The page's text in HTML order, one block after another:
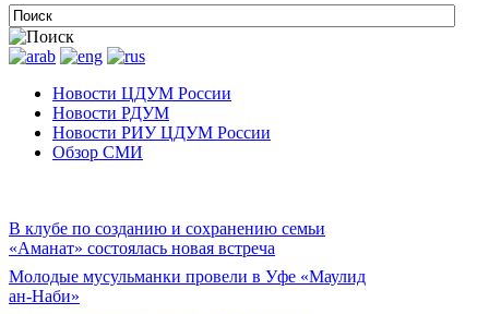
Новости ЦДУМ России
Новости РДУМ
Новости РИУ ЦДУМ России
Обзор СМИ
В клубе по созданию и сохранению семьи
«Аманат» состоялась новая встреча
Молодые мусульманки провели в Уфе «Маулид
ан-Наби»